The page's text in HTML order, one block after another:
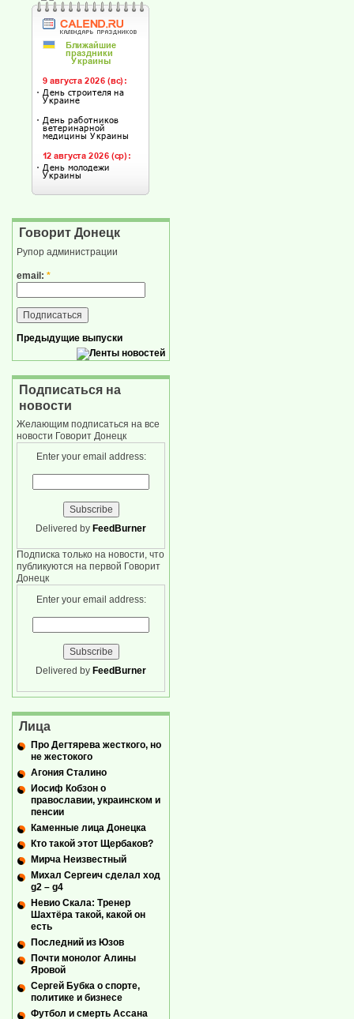
Говорит Донецк
Рупор администрации
email: *
Предыдущие выпуски
Подписаться на
новости
Желающим подписаться на все
новости Говорит Донецк
Enter your email address:
Delivered by FeedBurner
Подписка только на новости, что
публикуются на первой Говорит
Донецк
Enter your email address:
Delivered by FeedBurner
Лица
Про Дегтярева жесткого, но
не жестокого
Агония Сталино
Иосиф Кобзон о
православии, украинском и
пенсии
Каменные лица Донецка
Кто такой этот Щербаков?
Мирча Неизвестный
Михал Сергеич сделал ход
g2 – g4
Невио Скала: Тренер
Шахтёра такой, какой он
есть
Последний из Юзов
Почти монолог Алины
Яровой
Сергей Бубка о спорте,
политике и бизнесе
Футбол и смерть Ассана